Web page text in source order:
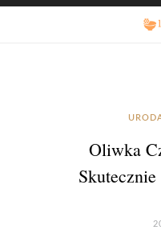
Oliwka